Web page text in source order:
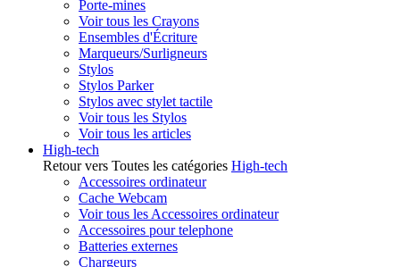
Porte-mines
Voir tous les Crayons
Ensembles d'Écriture
Marqueurs/Surligneurs
Stylos
Stylos Parker
Stylos avec stylet tactile
Voir tous les Stylos
Voir tous les articles
High-tech
Retour vers Toutes les catégories High-tech
Accessoires ordinateur
Cache Webcam
Voir tous les Accessoires ordinateur
Accessoires pour telephone
Batteries externes
Chargeurs